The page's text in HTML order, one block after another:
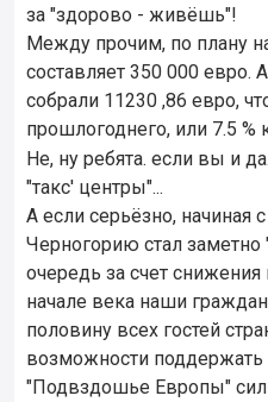
за "здорово - живёшь"!
Между прочим, по плану
составляет 350 000 евро.
собрали 11230 ,86 евро,
прошлогоднего, или 7.5 %
Не, ну ребята. если вы и
"такс' центры"...
А если серьёзно, начиная
Черногорию стал
очередь за счет
начале века наши
половину всех гостей
возможности
"Подвздошье Европы"